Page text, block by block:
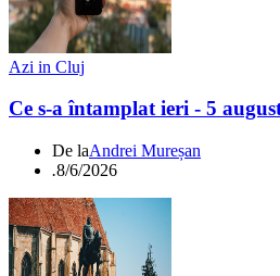
Azi in Cluj
Ce s-a întamplat ieri - 5
De laAndrei Mureșan
.8/6/2026